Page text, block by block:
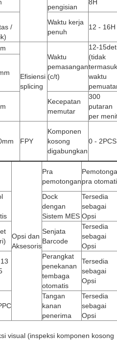
pengisian
8H
/
Waktu kerja
penuh
12 - 16H
Efisiensi
splicing
Waktu
pemasangan
(c/t)
12-
(tidak
termasuk
waktu
Kecepatan
memutar
300
putaran
per
FPY
Komponen
kosong
digabungkan
0 - 2PCS
Opsi dan
Aksesoris
Pra
pemotonganpra
Dock
dengan
Sistem MES
Tersedia
sebagai
Opsi
Senjata
Barcode
Tersedia
sebagai
Opsi
Perangkat
penekanan
tembaga
otomatis
Tersedia
sebagai
Opsi
Tangan
kanan
penerima
Tersedia
sebagai
Opsi
visual (inspeksi komponen kosong